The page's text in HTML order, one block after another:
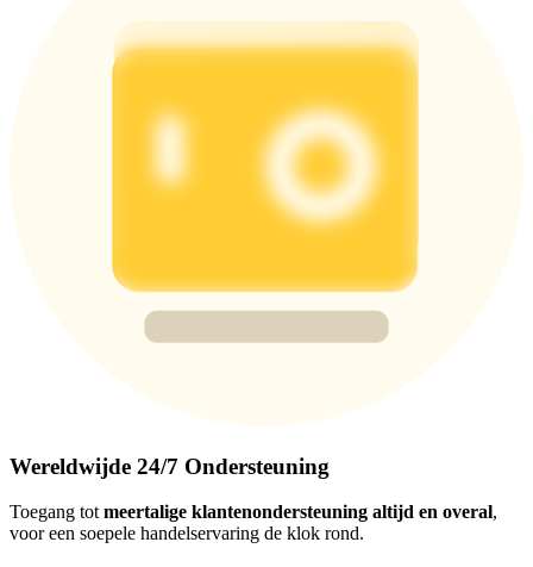
Wereldwijde 24/7 Ondersteuning
Toegang totmeertalige klantenondersteuning altijd en overal,
voor een soepele handelservaring de klok rond.